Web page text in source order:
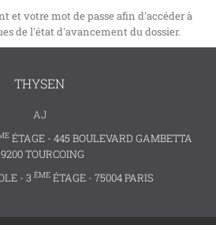
et votre mot de passe afin d'accéder à
de l'état d'avancement du dossier.
THYSEN
AJ
ÉTAGE - 445 BOULEVARD GAMBETTA
TOURCOING
- 3 ÈME ÉTAGE - 75004 PARIS